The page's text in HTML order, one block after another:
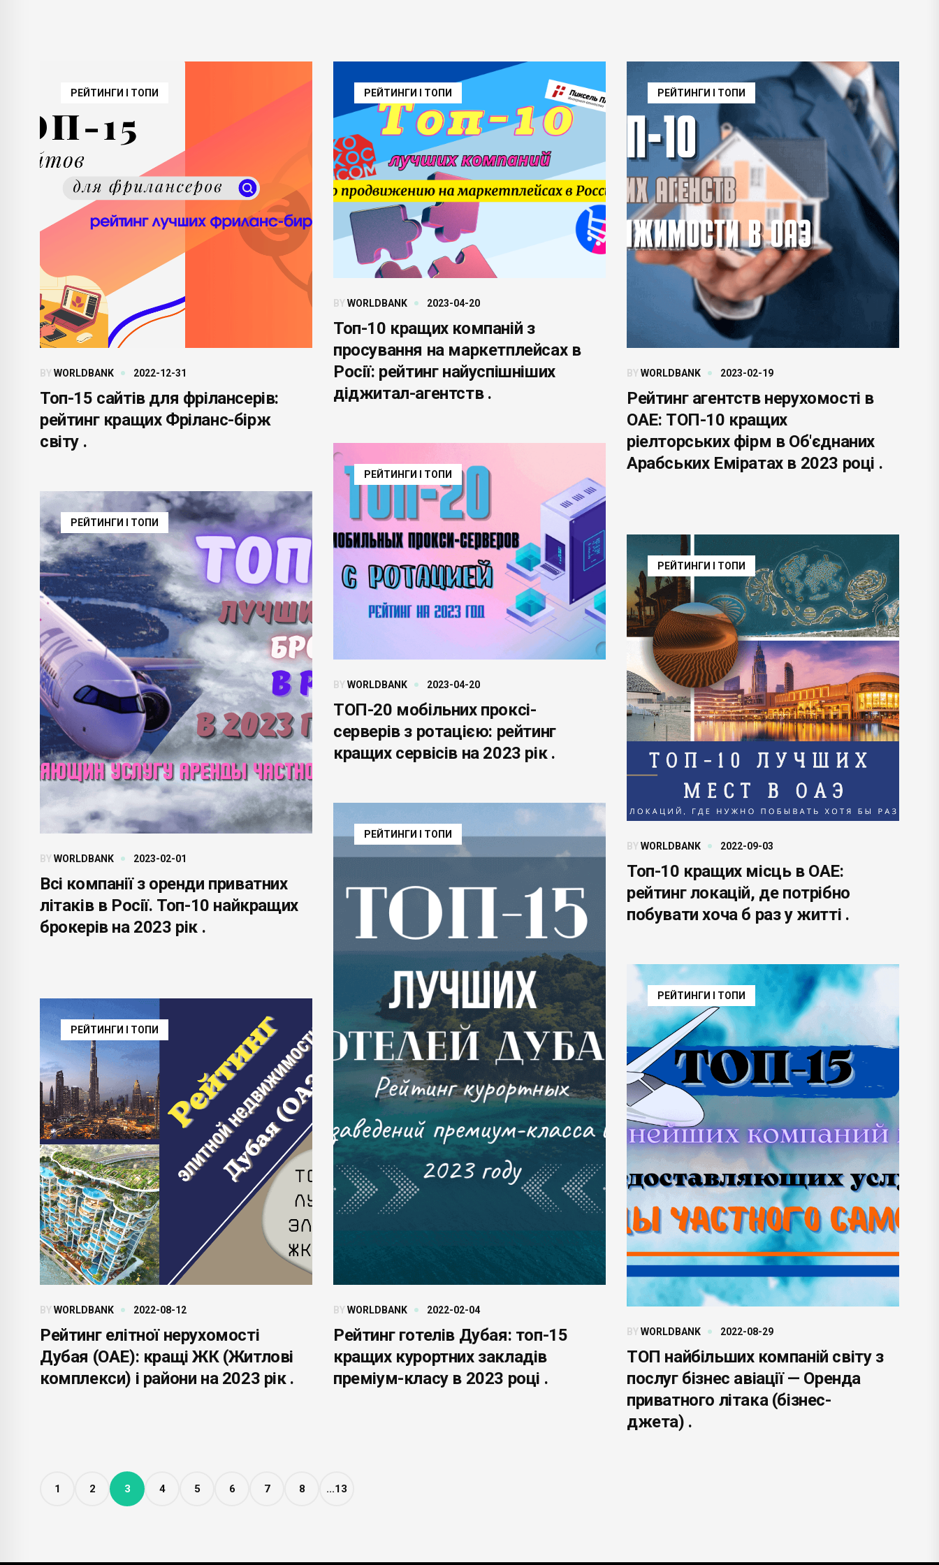
РЕЙТИНГИ І ТОПИ
BYWORLDBANK 2022-12-31
Топ-15 сайтів для фрілансерів:
рейтинг кращих Фріланс-бірж
світу .
РЕЙТИНГИ І ТОПИ
BYWORLDBANK 2023-04-20
Топ-10 кращих компаній з
просування на маркетплейсах в
Росії: рейтинг найуспішніших
діджитал-агентств .
РЕЙТИНГИ І ТОПИ
BYWORLDBANK 2023-02-19
Рейтинг агентств нерухомості в
ОАЕ: ТОП-10 кращих
ріелторських фірм в Об'єднаних
Арабських Еміратах в 2023 році .
РЕЙТИНГИ І ТОПИ
BYWORLDBANK 2023-04-20
ТОП-20 мобільних проксі-
серверів з ротацією: рейтинг
кращих сервісів на 2023 рік .
РЕЙТИНГИ І ТОПИ
BYWORLDBANK 2023-02-01
Всі компанії з оренди приватних
літаків в Росії. Топ-10 найкращих
брокерів на 2023 рік .
РЕЙТИНГИ І ТОПИ
BYWORLDBANK 2022-09-03
Топ-10 кращих місць в ОАЕ:
рейтинг локацій, де потрібно
побувати хоча б раз у житті .
РЕЙТИНГИ І ТОПИ
BYWORLDBANK 2022-02-04
Рейтинг готелів Дубая: топ-15
кращих курортних закладів
преміум-класу в 2023 році .
РЕЙТИНГИ І ТОПИ
BYWORLDBANK 2022-08-29
ТОП найбільших компаній світу з
послуг бізнес авіації — Оренда
приватного літака (бізнес-
джета) .
РЕЙТИНГИ І ТОПИ
BYWORLDBANK 2022-08-12
Рейтинг елітної нерухомості
Дубая (ОАЕ): кращі ЖК (Житлові
комплекси) і райони на 2023 рік .
1 2 3 4 5 6 7 8 ...13